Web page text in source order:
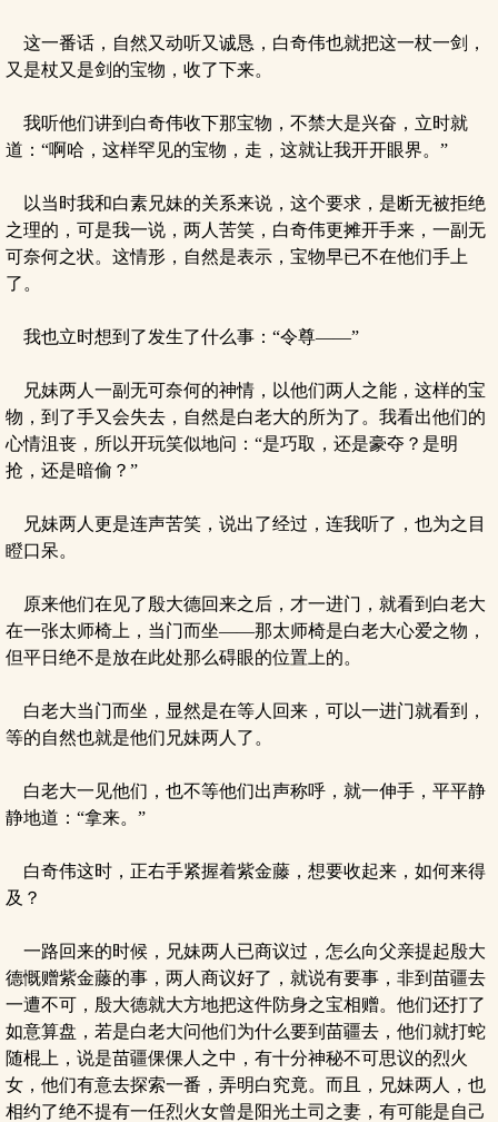
这一番话，自然又动听又诚恳，白奇伟也就把这一杖一剑，
又是杖又是剑的宝物，收了下来。
我听他们讲到白奇伟收下那宝物，不禁大是兴奋，立时就
道：“啊哈，这样罕见的宝物，走，这就让我开开眼界。”
以当时我和白素兄妹的关系来说，这个要求，是断无被拒绝
之理的，可是我一说，两人苦笑，白奇伟更摊开手来，一副无
可奈何之状。这情形，自然是表示，宝物早已不在他们手上
了。
我也立时想到了发生了什么事：“令尊——”
兄妹两人一副无可奈何的神情，以他们两人之能，这样的宝
物，到了手又会失去，自然是白老大的所为了。我看出他们的
心情沮丧，所以开玩笑似地问：“是巧取，还是豪夺？是明
抢，还是暗偷？”
兄妹两人更是连声苦笑，说出了经过，连我听了，也为之目
瞪口呆。
原来他们在见了殷大德回来之后，才一进门，就看到白老大
在一张太师椅上，当门而坐——那太师椅是白老大心爱之物，
但平日绝不是放在此处那么碍眼的位置上的。
白老大当门而坐，显然是在等人回来，可以一进门就看到，
等的自然也就是他们兄妹两人了。
白老大一见他们，也不等他们出声称呼，就一伸手，平平静
静地道：“拿来。”
白奇伟这时，正右手紧握着紫金藤，想要收起来，如何来得
及？
一路回来的时候，兄妹两人已商议过，怎么向父亲提起殷大
德慨赠紫金藤的事，两人商议好了，就说有要事，非到苗疆去
一遭不可，殷大德就大方地把这件防身之宝相赠。他们还打了
如意算盘，若是白老大问他们为什么要到苗疆去，他们就打蛇
随棍上，说是苗疆倮倮人之中，有十分神秘不可思议的烈火
女，他们有意去探索一番，弄明白究竟。而且，兄妹两人，也
相约了绝不提有一任烈火女曾是阳光土司之妻，有可能是自己